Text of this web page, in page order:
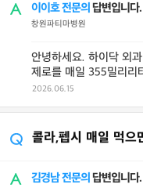
이이호 전문의 답변입니다.
창원파티마병원
안녕하세요. 하이닥 외과 상담의
제로를 매일 355밀리
것은 건강한 성인의 일일
2026.06.15
콜라,펩시 매일 먹으
김경남 전문의 답변입니다.